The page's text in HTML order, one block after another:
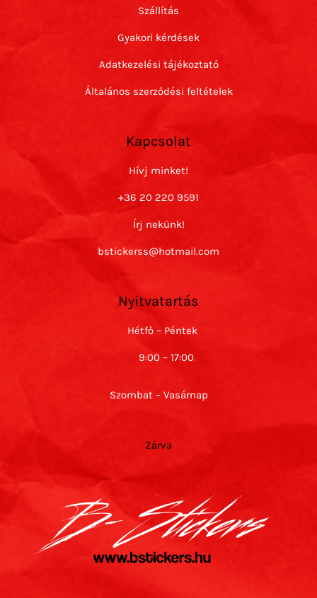
Szállítás
Gyakori kérdések
Adatkezelési tájékoztató
Általános szerződési feltételek
Kapcsolat
Hívj minket!
+36 20 220 9591
Írj nekünk!
bstickerss@hotmail.com
Nyitvatartás
Hétfő – Péntek
9:00 – 17:00
Szombat – Vasárnap
Zárva